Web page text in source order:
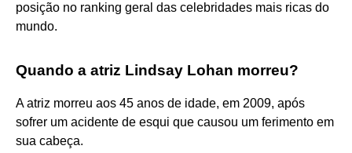
posição no ranking geral das celebridades mais ricas do
mundo.
Quando a atriz Lindsay Lohan morreu?
A atriz morreu aos 45 anos de idade, em 2009, após
sofrer um acidente de esqui que causou um ferimento em
sua cabeça.